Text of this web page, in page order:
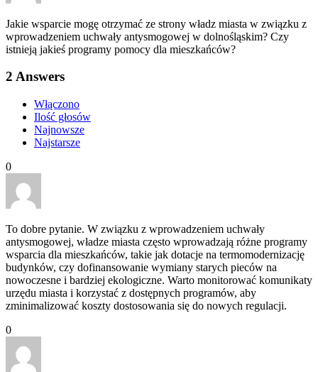
Jakie wsparcie mogę otrzymać ze strony władz miasta w związku z
wprowadzeniem uchwały antysmogowej w dolnośląskim? Czy
istnieją jakieś programy pomocy dla mieszkańców?
2 Answers
Włączono
Ilość głosów
Najnowsze
Najstarsze
0
To dobre pytanie. W związku z wprowadzeniem uchwały
antysmogowej, władze miasta często wprowadzają różne programy
wsparcia dla mieszkańców, takie jak dotacje na termomodernizację
budynków, czy dofinansowanie wymiany starych pieców na
nowoczesne i bardziej ekologiczne. Warto monitorować komunikaty
urzędu miasta i korzystać z dostępnych programów, aby
zminimalizować koszty dostosowania się do nowych regulacji.
0